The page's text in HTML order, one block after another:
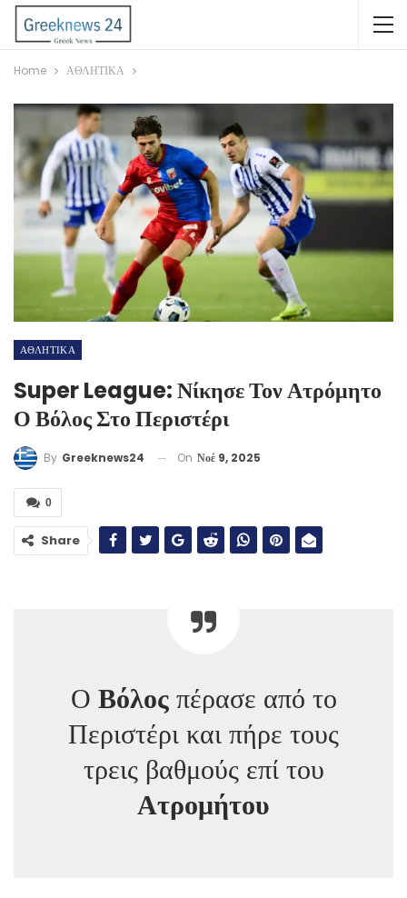
Home ΑΘΛΗΤΙΚΑ
ΑΘΛΗΤΙΚΑ
Super League: Νίκησε Τον Ατρόμητο
Ο Βόλος Στο Περιστέρι
By Greeknews24 On Νοέ 9, 2025
0
Share
Ο Βόλοςπέρασε από το
Περιστέρι και πήρε τους
τρεις βαθμούς επί του
Ατρομήτου